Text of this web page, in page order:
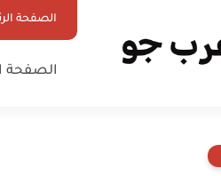
الصفحة
الصفحة